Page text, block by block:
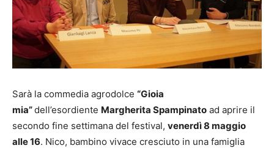
Sarà la commedia agrodolce “Gioia
mia”dell’esordiente Margherita Spampinato ad aprire il
secondo fine settimana del festival, venerdì 8 maggio
alle 16. Nico, bambino vivace cresciuto in una famiglia